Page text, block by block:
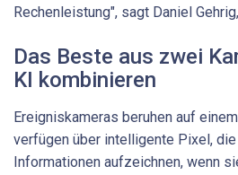
Rechenleistung", sagt Daniel
Das Beste aus zwei
KI kombinieren
Ereigniskameras beruhen auf
verfügen über intelligente Pixel,
Informationen aufzeichnen, wenn